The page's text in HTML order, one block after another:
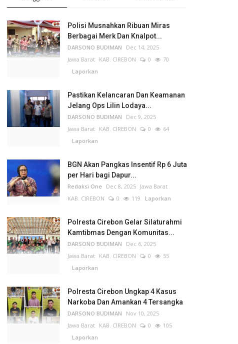
Polisi Musnahkan Ribuan Miras
Berbagai Merk Dan Knalpot...
DARSONO BUDIMAN
Dec 14, 2025
Jawa Barat KAB. CIREBON 0
70
Laporkan
Pastikan Kelancaran Dan Keamanan
Jelang Ops Lilin Lodaya...
DARSONO BUDIMAN
Dec 9, 2025
Jawa Barat KAB. CIREBON 0
64
Laporkan
BGN Akan Pangkas Insentif Rp 6 Juta
per Hari bagi Dapur...
Redaksi One Dec 8, 2025 Jawa Barat
KAB. CIREBON
0 119 Laporkan
Polresta Cirebon Gelar Silaturahmi
Kamtibmas Dengan Komunitas...
DARSONO BUDIMAN
Dec 6, 2025
Jawa Barat KAB. CIREBON 0
55
Laporkan
Polresta Cirebon Ungkap 4 Kasus
Narkoba Dan Amankan 4 Tersangka
DARSONO BUDIMAN
Nov 10, 2025
Jawa Barat KAB. CIREBON 0
105
Laporkan